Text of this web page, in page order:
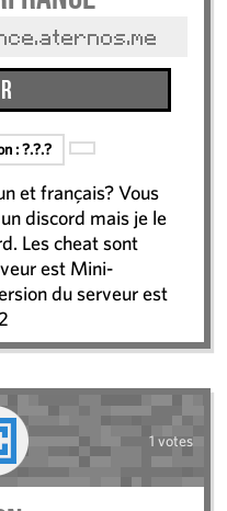
:?.?.?
et français? Vous
discord mais je le
Les cheat sont
est Mini-
du serveur est
1 votes